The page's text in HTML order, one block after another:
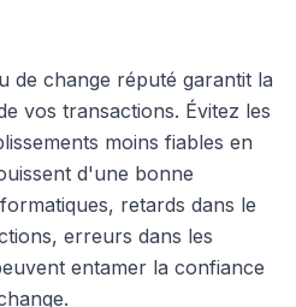
de change réputé garantit la
vos transactions. Évitez les
moins fiables en
d'une bonne
retards dans le
erreurs dans les
entamer la confiance